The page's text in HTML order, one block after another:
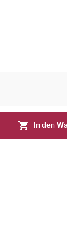
In den